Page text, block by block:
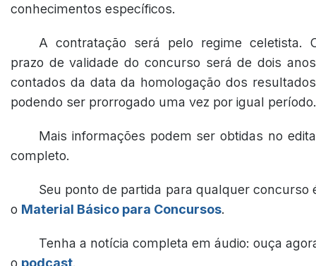
conhecimentos específicos.
A contratação será pelo regime celetista.
prazo de validade do concurso será de dois
contados da data da homologação dos
podendo ser prorrogado uma vez por igual período.
Mais informações podem ser obtidas no
completo.
Seu ponto de partida para qualquer concurso
o Material Básico para Concursos.
Tenha a notícia completa em áudio: ouça
o podcast.